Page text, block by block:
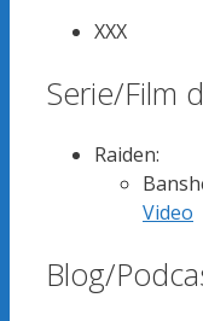
XXX
Serie/Film
Raiden:
Video
Blog/